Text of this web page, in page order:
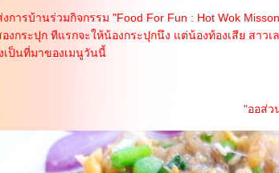
นร่วมกิจกรรม "Food For Fun : Hot Wok Misson
องกระปุก ทีแรกจะให้น้องกระปุกนึง แต่น้องท้องเสีย สา
เป็นที่มาของเมนูวันนี้
"ออส่ว